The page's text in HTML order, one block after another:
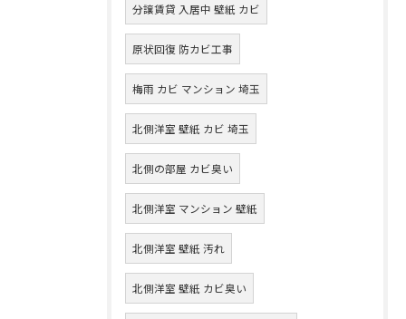
分譲賃貸 入居中 壁紙 カビ
原状回復 防カビ工事
梅雨 カビ マンション 埼玉
北側洋室 壁紙 カビ 埼玉
北側の部屋 カビ臭い
北側洋室 マンション 壁紙
北側洋室 壁紙 汚れ
北側洋室 壁紙 カビ臭い